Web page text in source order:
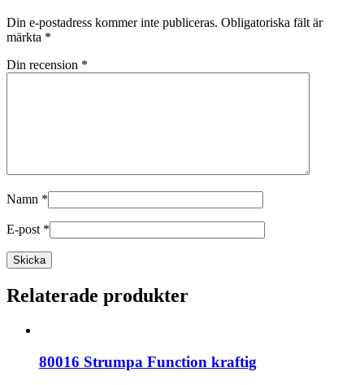
Din e-postadress kommer inte publiceras. Obligatoriska fält är
märkta *
Din recension *
Namn *
E-post *
Relaterade produkter
80016 Strumpa Function kraftig